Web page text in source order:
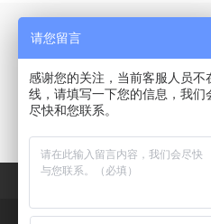
产品采购直通车
做中国最硬的地坪，金石特钢
混凝土表面增强剂
混凝土润色剂
请您留言
感谢您的关注，当前客服人员不
线，请填写一下您的信息，我们
尽快和您联系。